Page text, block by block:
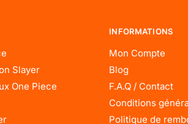
Slayer
One Piece
INFORMATIONS
Mon Compte
Blog
F.A.Q / Contact
Conditions
Politique de